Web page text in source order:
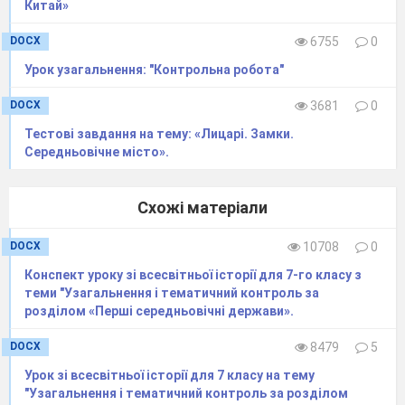
пам’ятки архітектури,
законодавчі
акти,
житло, одяг,
знаряддя праці
та побуту,
зброя,
фольклор.
Китай»
DOCX 6755
0
Урок узагальнення: "Контрольна робота"
DOCX 3681
0
Тестові завдання на тему: «Лицарі. Замки.
Середньовічне місто».
Схожі матеріали
DOCX 10708
0
Конспект уроку зі всесвітньої історії для 7-го класу з
теми "Узагальнення і тематичний контроль за
розділом «Перші середньовічні держави».
DOCX 8479
5
Урок зі всесвітньої історії для 7 класу на тему
"Узагальнення і тематичний контроль за розділом